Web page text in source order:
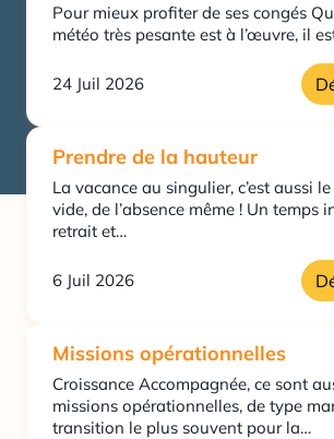
Pour mieux profiter de ses congés
météo très pesante est à l’œuvre, il
24 Juil 2026
Prendre de la hauteur
La vacance au singulier, c’est aussi
vide, de l’absence même ! Un temps
retrait et…
6 Juil 2026
Missions opérationnelles
Croissance Accompagnée, ce sont
missions opérationnelles, de type
transition le plus souvent pour la…